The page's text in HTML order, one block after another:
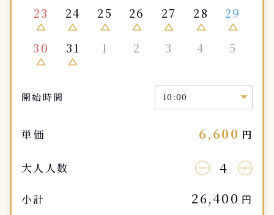
23
change_history
24
change_history
25
change_history
26
change_history
27
change_history
28
change_history
29
change_history
30
change_history
31
change_history
1 2 3 4 5
開始時間
単価 6,600 円
大人人数 4
小計 26,400 円